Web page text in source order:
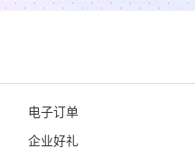
电子订单
企业好礼